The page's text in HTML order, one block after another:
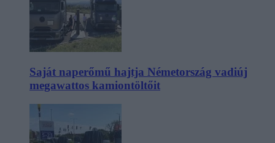
Saját naperőmű hajtja Németország vadiúj
megawattos kamiontöltőit